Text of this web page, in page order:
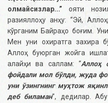
олмайсизлар...” ояти
разияллоҳу анҳу: “Эй,
кўрганим Байраҳо боғим.
Мен уни охиратга захира
Аллоҳ буюрган жойга
алайҳи ва саллам: “Аллоҳ
фойдали мол бўлди, жуда
уни ўзингнинг муҳтож
деб биламан”, дедилар.